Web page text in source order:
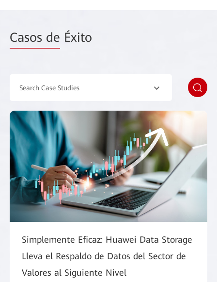
Casos de Éxito
Search Case Studies
Simplemente Eficaz: Huawei Data Storage
Lleva el Respaldo de Datos del Sector de
Valores al Siguiente Nivel